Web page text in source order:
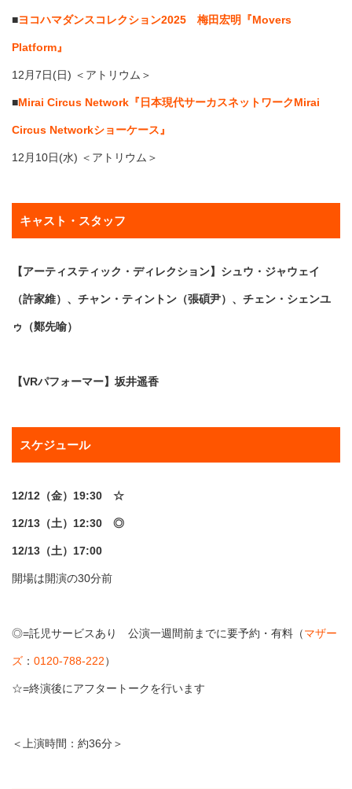
■ヨコハマダンスコレクション2025 梅田宏明『Movers
Platform』
12月7日(日) ＜アトリウム＞
■Mirai Circus Network『日本現代サーカスネットワークMirai
Circus Networkショーケース』
12月10日(水) ＜アトリウム＞
キャスト・スタッフ
【アーティスティック・ディレクション】シュウ・ジャウェイ
（許家維）、チャン・ティントン（張碩尹）、チェン・シェンユ
ゥ（鄭先喻）
【VRパフォーマー】坂井遥香
スケジュール
12/12（金）19:30 ☆
12/13（土）12:30 ◎
12/13（土）17:00
開場は開演の30分前
◎=託児サービスあり 公演一週間前までに要予約・有料（マザー
ズ ： 0120-788-222）
☆=終演後にアフタートークを行います
＜上演時間：約36分＞